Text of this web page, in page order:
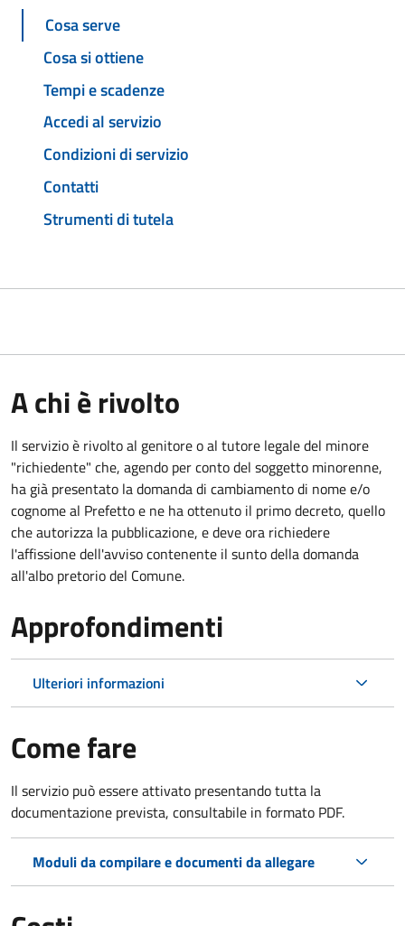
Cosa serve
Cosa si ottiene
Tempi e scadenze
Accedi al servizio
Condizioni di servizio
Contatti
Strumenti di tutela
A chi è rivolto
Il servizio è rivolto al genitore o al tutore legale del minore
"richiedente" che, agendo per conto del soggetto minorenne,
ha già presentato la domanda di cambiamento di nome e/o
cognome al Prefetto e ne ha ottenuto il primo decreto, quello
che autorizza la pubblicazione, e deve ora richiedere
l'affissione dell'avviso contenente il sunto della domanda
all'albo pretorio del Comune.
Approfondimenti
Ulteriori informazioni
Come fare
Il servizio può essere attivato presentando tutta la
documentazione prevista, consultabile in formato PDF.
Moduli da compilare e documenti da allegare